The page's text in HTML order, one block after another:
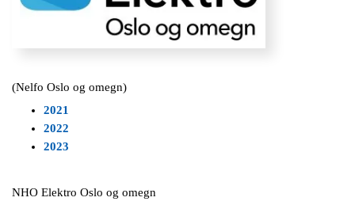
(Nelfo Oslo og omegn)
2021
2022
2023
NHO Elektro Oslo og omegn